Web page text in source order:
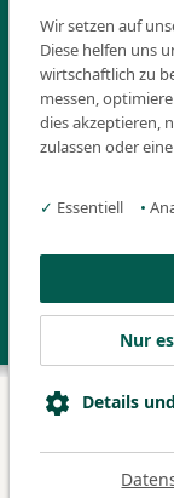
Bank: Sparkasse
IBAN: DE49 7625
BIC: BYLADEM1SFU
Die Anmeldung ist
kann der gesamte
Abmeldung bis 1
Wir setzen auf
Diese helfen uns
wirtschaftlich zu
messen,
dies akzeptieren,
zulassen oder
✓ Essentiell •
Nur
Details